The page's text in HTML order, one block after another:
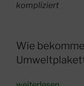
kompliziert
Wie